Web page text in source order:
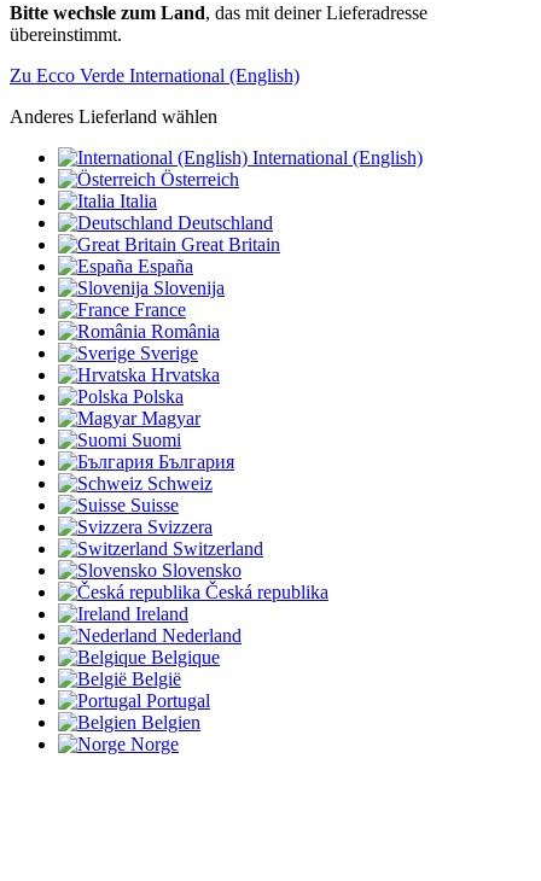
Bitte wechsle zum Land, das mit deiner Lieferadresse
übereinstimmt.
Zu Ecco Verde International (English)
Anderes Lieferland wählen
International (English)
Österreich
Italia
Deutschland
Great Britain
España
Slovenija
France
România
Sverige
Hrvatska
Polska
Magyar
Suomi
България
Schweiz
Suisse
Svizzera
Switzerland
Slovensko
Česká republika
Ireland
Nederland
Belgique
België
Portugal
Belgien
Norge